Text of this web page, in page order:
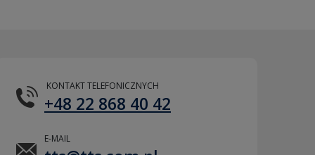
KONTAKT TELEFONICZNYCH
+48 22 868 40 42
E-MAIL